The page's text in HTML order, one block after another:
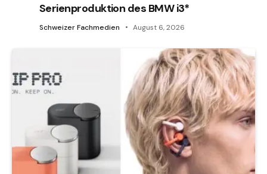
Serienproduktion des BMW i3*
Schweizer Fachmedien August 6, 2026